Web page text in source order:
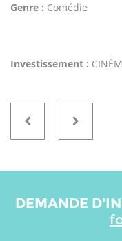
Genre : Comédie
Investissement :
DEMANDE